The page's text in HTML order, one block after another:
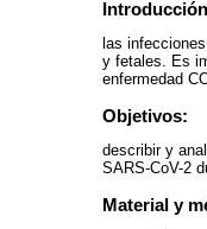
las
y fetales. Es
enfermedad
Objetivos:
describir y
SARS-CoV-2
Material y